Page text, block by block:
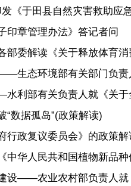
《于田县自然灾害救助应
印章管理办法》答记者问
委解读《关于释放体育消
生态环境部有关部门负责
利部有关负责人就《关于
“数据孤岛”(政策解读)
行政复议委员会》的政策解
中华人民共和国植物新品
设——农业农村部负责人